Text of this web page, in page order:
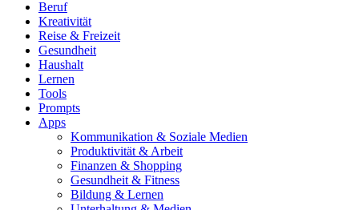
Beruf
Kreativität
Reise & Freizeit
Gesundheit
Haushalt
Lernen
Tools
Prompts
Apps
Kommunikation & Soziale Medien
Produktivität & Arbeit
Finanzen & Shopping
Gesundheit & Fitness
Bildung & Lernen